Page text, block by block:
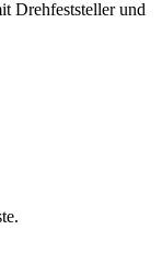
Drehfeststeller und